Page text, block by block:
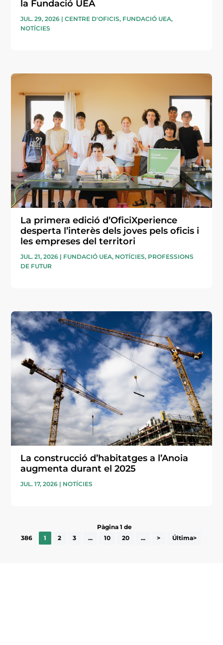
la Fundació UEA
JUL. 29, 2026 |CENTRE D'OFICIS, FUNDACIÓ UEA,
NOTÍCIES
La primera edició d’OficiXperience
desperta l’interès dels joves pels oficis i
les empreses del territori
JUL. 21, 2026 | FUNDACIÓ UEA, NOTÍCIES, PROFESSIONS
DE FUTUR
La construcció d’habitatges a l’Anoia
augmenta durant el 2025
JUL. 17, 2026 | NOTÍCIES
Pàgina 1 de
386
1 2 3 ... 10 20 ... > Última>